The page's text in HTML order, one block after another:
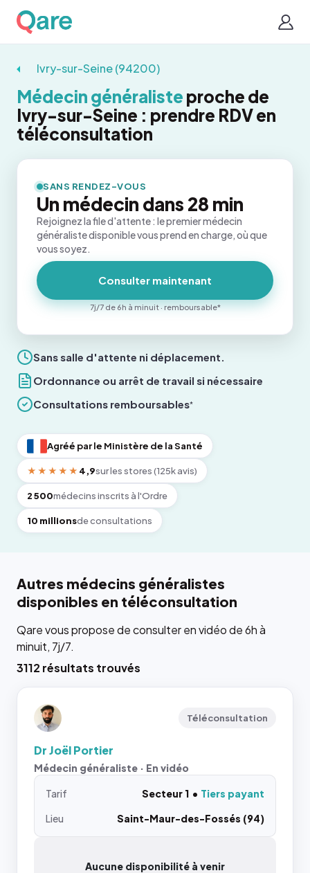
Ivry-sur-Seine (94200)
Médecin généraliste proche de
Ivry-sur-Seine : prendre RDV en
téléconsultation
Sans salle d'attente ni déplacement.
Ordonnance ou arrêt de travail si nécessaire
Consultations remboursables*
Agréé par le Ministère de la Santé
★★★★★ 4,9sur les stores (125k avis)
2 500médecins inscrits à l'Ordre
10 millionsde consultations
SANS RENDEZ-VOUS
Un médecin dans 28 min
Rejoignez la file d'attente : le premier médecin
généraliste disponible vous prend en charge, où que
vous soyez.
Consulter maintenant
7j/7 de 6h à minuit · remboursable*
Autres médecins généralistes
disponibles en téléconsultation
Qare vous propose de consulter en vidéo de 6h à
minuit, 7j/7.
3112 résultats trouvés
Téléconsultation
Dr Joël Portier
Médecin généraliste · En vidéo
Tarif Secteur 1
Tiers payant
Lieu
Saint-Maur-des-Fossés (94)
Aucune disponibilité à venir